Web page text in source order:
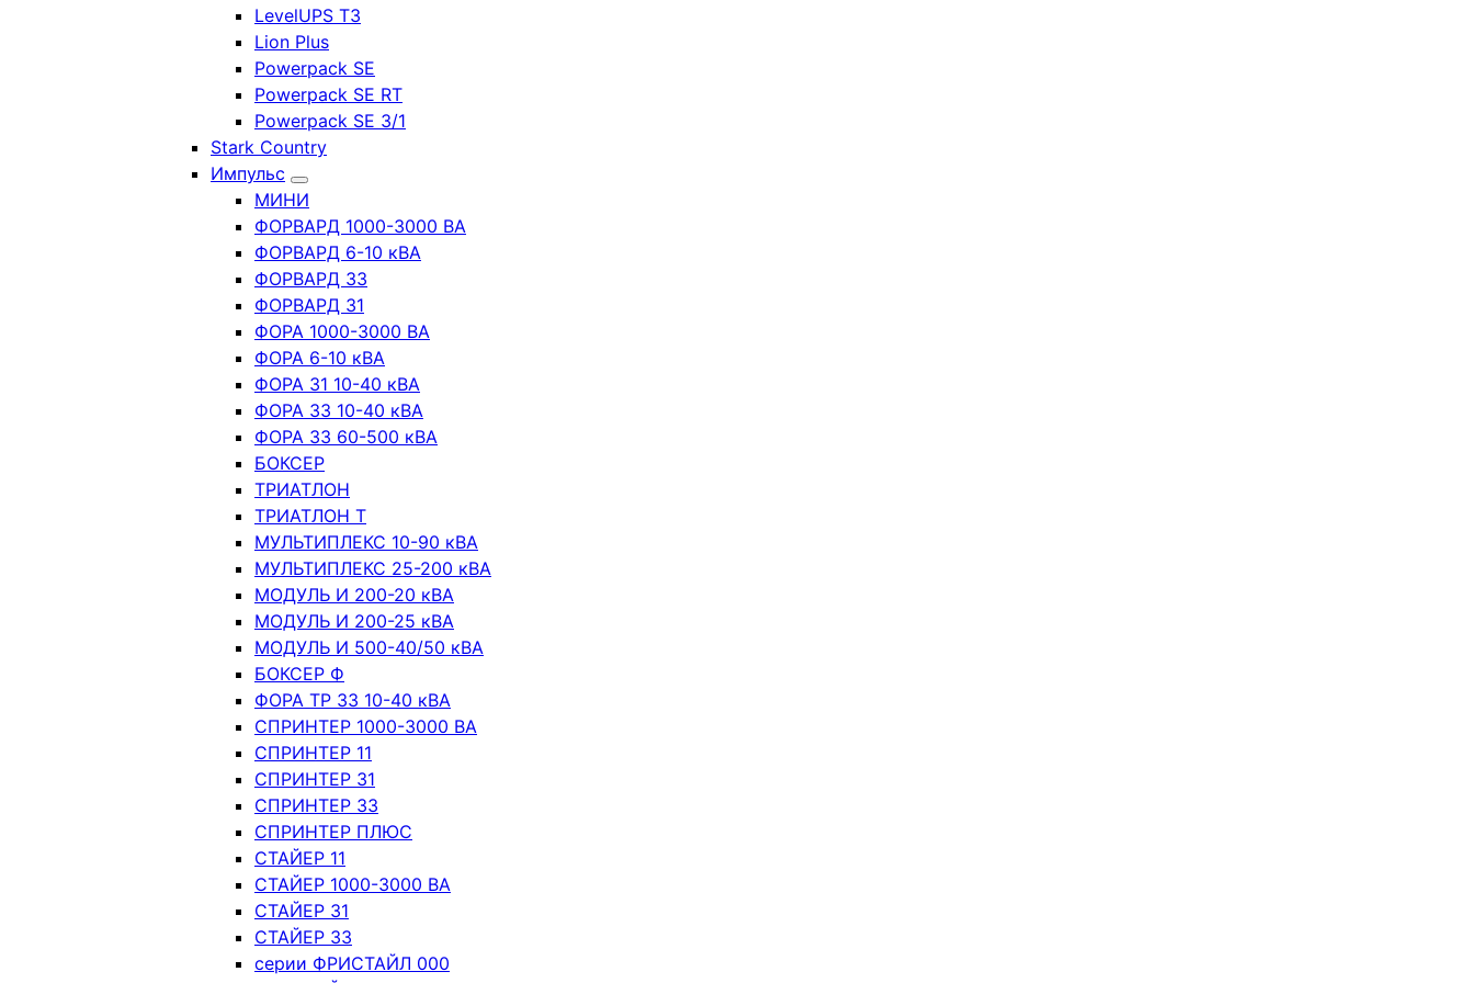
LevelUPS T3
Lion Plus
Powerpack SE
Powerpack SE RT
Powerpack SE 3/1
Stark Country
Импульс
МИНИ
ФОРВАРД 1000-3000 ВА
ФОРВАРД 6-10 кВА
ФОРВАРД 33
ФОРВАРД 31
ФОРА 1000-3000 ВА
ФОРА 6-10 кВА
ФОРА 31 10-40 кВА
ФОРА 33 10-40 кВА
ФОРА 33 60-500 кВА
БОКСЕР
ТРИАТЛОН
ТРИАТЛОН Т
МУЛЬТИПЛЕКС 10-90 кВА
МУЛЬТИПЛЕКС 25-200 кВА
МОДУЛЬ И 200-20 кВА
МОДУЛЬ И 200-25 кВА
МОДУЛЬ И 500-40/50 кВА
БОКСЕР Ф
ФОРА ТР 33 10-40 кВА
СПРИНТЕР 1000-3000 ВА
СПРИНТЕР 11
СПРИНТЕР 31
СПРИНТЕР 33
СПРИНТЕР ПЛЮС
СТАЙЕР 11
СТАЙЕР 1000-3000 ВА
СТАЙЕР 31
СТАЙЕР 33
серии ФРИСТАЙЛ 000